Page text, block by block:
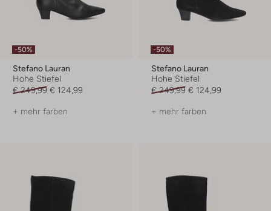
-50%
Stefano Lauran
Hohe Stiefel
€ 249,99 € 124,99
+ mehr farben
-50%
Stefano Lauran
Hohe Stiefel
€ 249,99 € 124,99
+ mehr farben